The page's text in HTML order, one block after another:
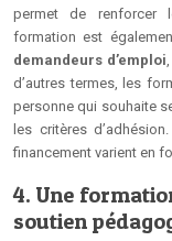
permet de renforcer
formation est
demandeurs d’emploi
d’autres termes, les
personne qui souhaite
les critères
financement varient en
4. Une
soutien